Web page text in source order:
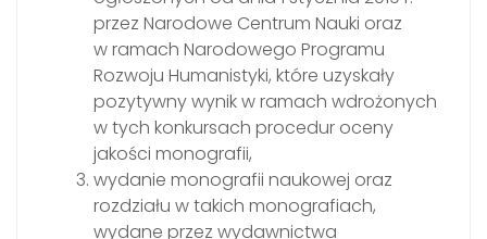
przez Narodowe Centrum Nauki oraz
w ramach Narodowego Programu
Rozwoju Humanistyki, które uzyskały
pozytywny wynik w ramach wdrożonych
w tych konkursach procedur oceny
jakości monografii,
wydanie monografii naukowej oraz
rozdziału w takich monografiach,
wydane przez wydawnictwa